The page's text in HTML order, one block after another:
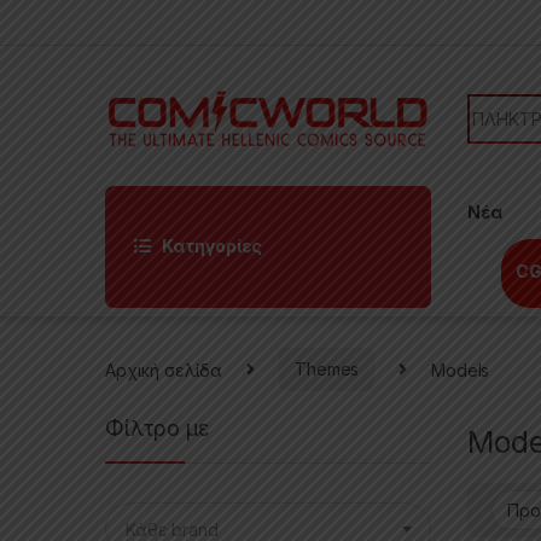
Κατηγορίες
Νέα
Αρχική σελίδα Themes Models
Φίλτρο με
Κάθε brand